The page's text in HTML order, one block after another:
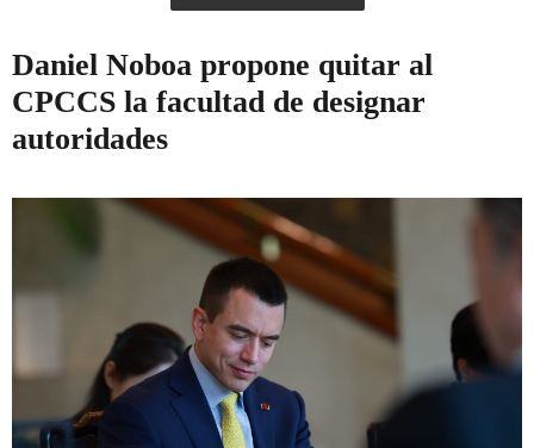
Daniel Noboa propone quitar al
CPCCS la facultad de designar
autoridades